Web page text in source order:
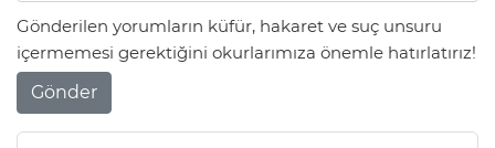
Gönderilen yorumların küfür, hakaret ve suç unsuru
içermemesi gerektiğini okurlarımıza önemle hatırlatırız!
Gönder